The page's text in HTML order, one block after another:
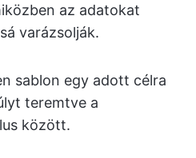
az adatokat
varázsolják.
sablon egy adott célra
teremtve a
között.